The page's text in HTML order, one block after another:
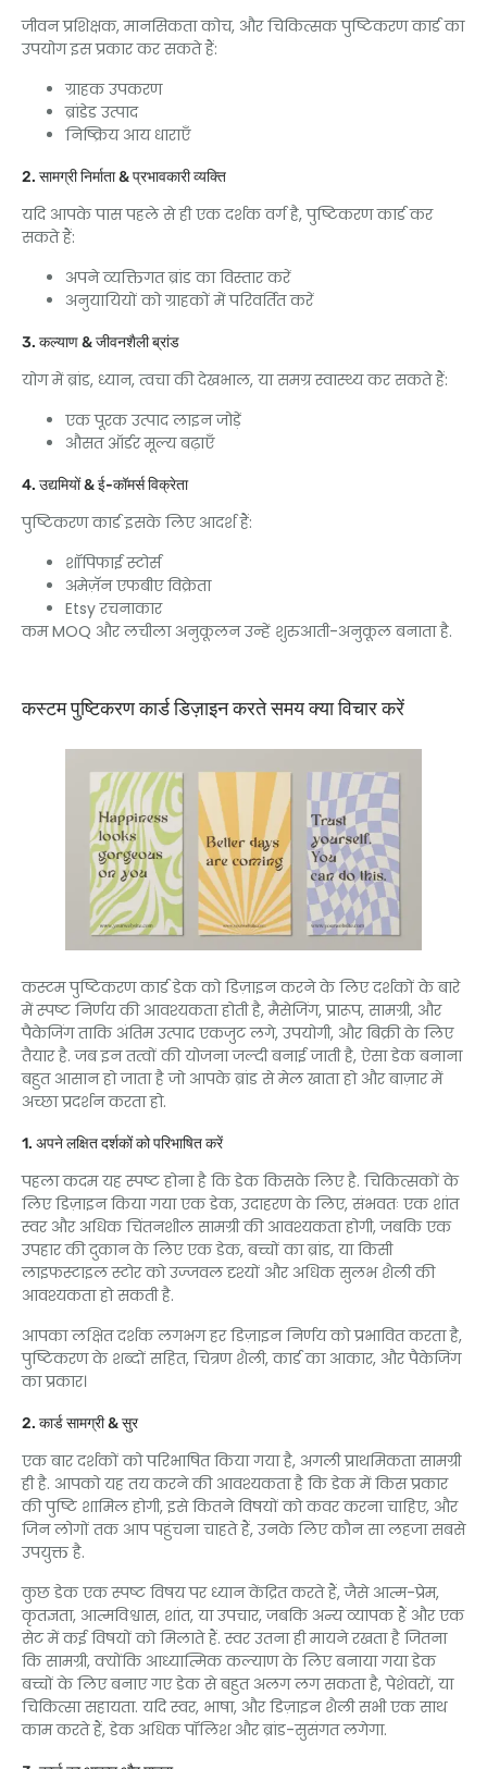
जीवन प्रशिक्षक, मानसिकता कोच, और चिकित्सक पुष्टिकरण कार्ड का
उपयोग इस प्रकार कर सकते हैं:
ग्राहक उपकरण
ब्रांडेड उत्पाद
निष्क्रिय आय धाराएँ
2. सामग्री निर्माता & प्रभावकारी व्यक्ति
यदि आपके पास पहले से ही एक दर्शक वर्ग है, पुष्टिकरण कार्ड कर
सकते हैं:
अपने व्यक्तिगत ब्रांड का विस्तार करें
अनुयायियों को ग्राहकों में परिवर्तित करें
3. कल्याण & जीवनशैली ब्रांड
योग में ब्रांड, ध्यान, त्वचा की देखभाल, या समग्र स्वास्थ्य कर सकते हैं:
एक पूरक उत्पाद लाइन जोड़ें
औसत ऑर्डर मूल्य बढ़ाएँ
4. उद्यमियों & ई-कॉमर्स विक्रेता
पुष्टिकरण कार्ड इसके लिए आदर्श हैं:
शॉपिफाई स्टोर्स
अमेज़ॅन एफबीए विक्रेता
Etsy रचनाकार
कम MOQ और लचीला अनुकूलन उन्हें शुरुआती-अनुकूल बनाता है.
कस्टम पुष्टिकरण कार्ड डिज़ाइन करते समय क्या विचार करें
कस्टम पुष्टिकरण कार्ड डेक को डिज़ाइन करने के लिए दर्शकों के बारे
में स्पष्ट निर्णय की आवश्यकता होती है, मैसेजिंग, प्रारूप, सामग्री, और
पैकेजिंग ताकि अंतिम उत्पाद एकजुट लगे, उपयोगी, और बिक्री के लिए
तैयार है. जब इन तत्वों की योजना जल्दी बनाई जाती है, ऐसा डेक बनाना
बहुत आसान हो जाता है जो आपके ब्रांड से मेल खाता हो और बाज़ार में
अच्छा प्रदर्शन करता हो.
1. अपने लक्षित दर्शकों को परिभाषित करें
पहला कदम यह स्पष्ट होना है कि डेक किसके लिए है. चिकित्सकों के
लिए डिज़ाइन किया गया एक डेक, उदाहरण के लिए, संभवतः एक शांत
स्वर और अधिक चिंतनशील सामग्री की आवश्यकता होगी, जबकि एक
उपहार की दुकान के लिए एक डेक, बच्चों का ब्रांड, या किसी
लाइफस्टाइल स्टोर को उज्जवल दृश्यों और अधिक सुलभ शैली की
आवश्यकता हो सकती है.
आपका लक्षित दर्शक लगभग हर डिज़ाइन निर्णय को प्रभावित करता है,
पुष्टिकरण के शब्दों सहित, चित्रण शैली, कार्ड का आकार, और पैकेजिंग
का प्रकार।
2. कार्ड सामग्री & सुर
एक बार दर्शकों को परिभाषित किया गया है, अगली प्राथमिकता सामग्री
ही है. आपको यह तय करने की आवश्यकता है कि डेक में किस प्रकार
की पुष्टि शामिल होगी, इसे कितने विषयों को कवर करना चाहिए, और
जिन लोगों तक आप पहुंचना चाहते हैं, उनके लिए कौन सा लहजा सबसे
उपयुक्त है.
कुछ डेक एक स्पष्ट विषय पर ध्यान केंद्रित करते हैं, जैसे आत्म-प्रेम,
कृतज्ञता, आत्मविश्वास, शांत, या उपचार, जबकि अन्य व्यापक हैं और एक
सेट में कई विषयों को मिलाते हैं. स्वर उतना ही मायने रखता है जितना
कि सामग्री, क्योंकि आध्यात्मिक कल्याण के लिए बनाया गया डेक
बच्चों के लिए बनाए गए डेक से बहुत अलग लग सकता है, पेशेवरों, या
चिकित्सा सहायता. यदि स्वर, भाषा, और डिज़ाइन शैली सभी एक साथ
काम करते हैं, डेक अधिक पॉलिश और ब्रांड-सुसंगत लगेगा.